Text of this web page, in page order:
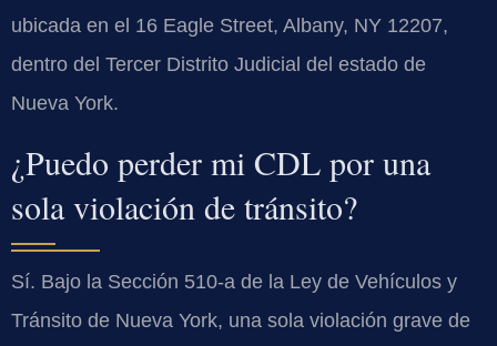
ubicada en el 16 Eagle Street, Albany, NY 12207,
dentro del Tercer Distrito Judicial del estado de
Nueva York.
¿Puedo perder mi CDL por una
sola violación de tránsito?
Sí. Bajo la Sección 510-a de la Ley de Vehículos y
Tránsito de Nueva York, una sola violación grave de